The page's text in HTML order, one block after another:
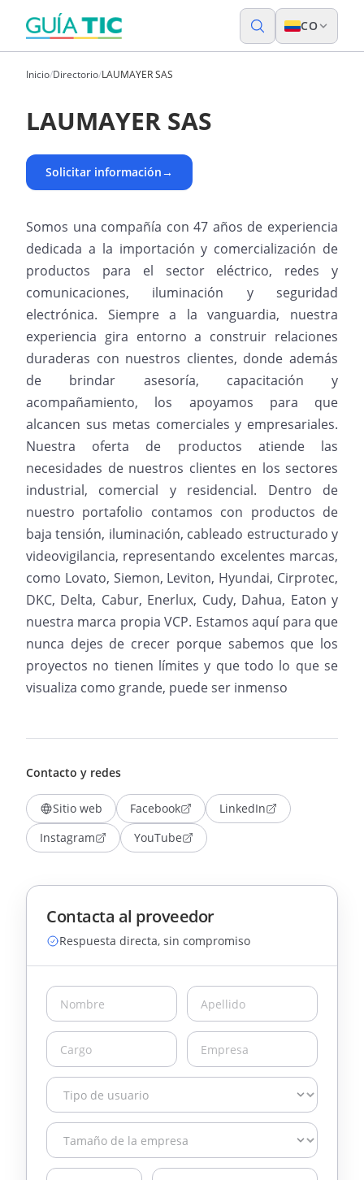
CO
Inicio/Directorio/LAUMAYER SAS
LAUMAYER SAS
Solicitar información→
Somos una compañía con 47 años de experiencia
dedicada a la importación y comercialización de
productos para el sector eléctrico, redes y
comunicaciones, iluminación y seguridad
electrónica. Siempre a la vanguardia, nuestra
experiencia gira entorno a construir relaciones
duraderas con nuestros clientes, donde además
de brindar asesoría, capacitación y
acompañamiento, los apoyamos para que
alcancen sus metas comerciales y empresariales.
Nuestra oferta de productos atiende las
necesidades de nuestros clientes en los sectores
industrial, comercial y residencial. Dentro de
nuestro portafolio contamos con productos de
baja tensión, iluminación, cableado estructurado y
videovigilancia, representando excelentes marcas,
como Lovato, Siemon, Leviton, Hyundai, Cirprotec,
DKC, Delta, Cabur, Enerlux, Cudy, Dahua, Eaton y
nuestra marca propia VCP. Estamos aquí para que
nunca dejes de crecer porque sabemos que los
proyectos no tienen límites y que todo lo que se
visualiza como grande, puede ser inmenso
Contacto y redes
Sitio web Facebook
LinkedIn
Instagram
YouTube
Contacta al proveedor
Respuesta directa, sin compromiso